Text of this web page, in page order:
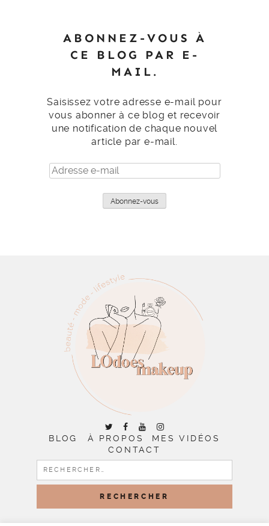
ABONNEZ-VOUS À
CE BLOG PAR E-
MAIL.
Saisissez votre adresse e-mail pour
vous abonner à ce blog et recevoir
une notification de chaque nouvel
article par e-mail.
Adresse
e-
Abonnez-vous
BLOG À PROPOS
MES VIDÉOS
CONTACT
RECHERCHER :